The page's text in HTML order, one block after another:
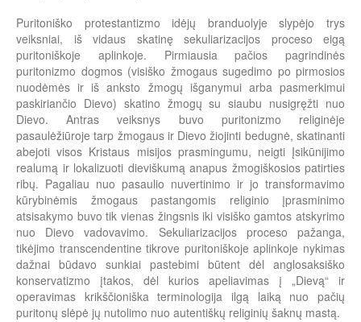
Puritoniško protestantizmo idėjų branduolyje slypėjo trys
veiksniai, iš vidaus skatinę sekuliarizacijos proceso eigą
puritoniškoje aplinkoje. Pirmiausia pačios pagrindinės
puritonizmo dogmos (visiško žmogaus sugedimo po pirmosios
nuodėmės ir iš anksto žmogų išganymui arba pasmerkimui
paskiriančio Dievo) skatino žmogų su siaubu nusigręžti nuo
Dievo. Antras veiksnys buvo puritonizmo religinėje
pasaulėžiūroje tarp žmogaus ir Dievo žiojinti bedugnė, skatinanti
abejoti visos Kristaus misijos prasmingumu, neigti Įsikūnijimo
realumą ir lokalizuoti dieviškumą anapus žmogiškosios patirties
ribų. Pagaliau nuo pasaulio nuvertinimo ir jo transformavimo
kūrybinėmis žmogaus pastangomis religinio įprasminimo
atsisakymo buvo tik vienas žingsnis iki visiško gamtos atskyrimo
nuo Dievo vadovavimo. Sekuliarizacijos proceso pažanga,
tikėjimo transcendentine tikrove puritoniškoje aplinkoje nykimas
dažnai būdavo sunkiai pastebimi būtent dėl anglosaksiško
konservatizmo įtakos, dėl kurios apeliavimas į „Dievą“ ir
operavimas krikščioniška terminologija ilgą laiką nuo pačių
puritonų slėpė jų nutolimo nuo autentiškų religinių šaknų mastą.